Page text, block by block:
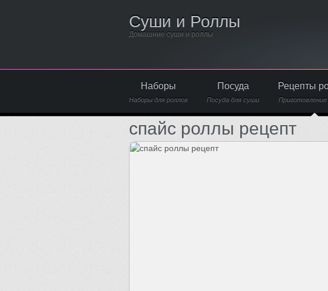
Суши и Роллы
Домашние суши и роллы
Наборы
Наборы для роллов
Посуда
Посуда для суши
Рецепты
Приготовление
спайс роллы рецепт